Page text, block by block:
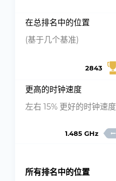
在总排名中的位置
(基于几个基准)
2843
更高的时钟速度
左右 15% 更好的时钟速度
1.485 GHz
所有排名中的位置